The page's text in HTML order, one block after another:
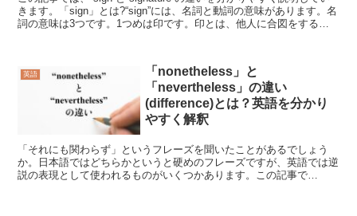
きます。「sign」とは?“sign”には、名詞と動詞の意味があります。名
詞の意味は3つです。1つめは印です。印とは、他人に合図をするた
英語
「nonetheless」と
「nevertheless」の違い
(difference)とは？英語を分かり
やすく解釈
「それにも関わらず」というフレーズを聞いたことがあるでしょう
か。日本語ではどちらかというと硬めのフレーズですが、英語では逆
説の表現として使われるものがいくつかあります。この記事で